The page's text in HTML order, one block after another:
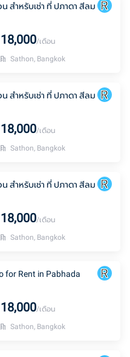
สำหรับเช่า ที่ ปภาดา สีลม
18,000/เดือน
Sathon, Bangkok
สำหรับเช่า ที่ ปภาดา สีลม
18,000/เดือน
Sathon, Bangkok
สำหรับเช่า ที่ ปภาดา สีลม
18,000/เดือน
Sathon, Bangkok
for Rent in Pabhada
18,000/เดือน
Sathon, Bangkok